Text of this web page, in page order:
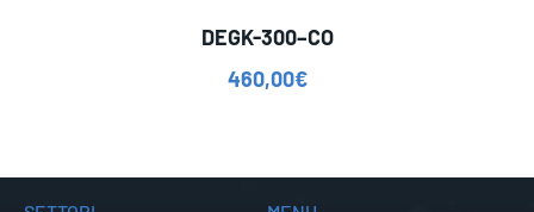
DEGK-300–CO
460,00€